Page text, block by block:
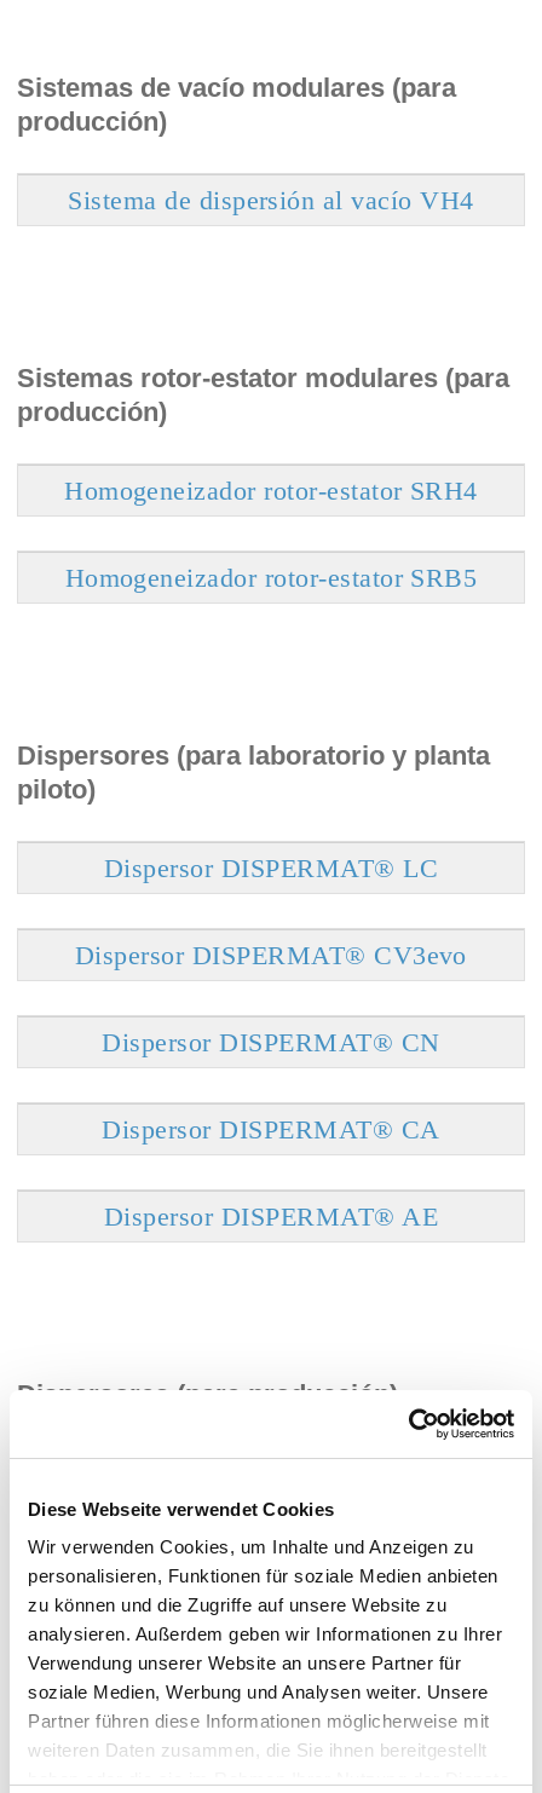
Diese Webseite verwendet Cookies
Wir verwenden Cookies, um Inhalte und Anzeigen zu
personalisieren, Funktionen für soziale Medien anbieten
zu können und die Zugriffe auf unsere Website zu
analysieren. Außerdem geben wir Informationen zu Ihrer
Verwendung unserer Website an unsere Partner für
soziale Medien, Werbung und Analysen weiter. Unsere
Partner führen diese Informationen möglicherweise mit
weiteren Daten zusammen, die Sie ihnen bereitgestellt
Sistemas de vacío modulares (para
producción)
Sistema de dispersión al vacío VH4
Sistemas rotor-estator modulares (para
producción)
Homogeneizador rotor-estator SRH4
Homogeneizador rotor-estator SRB5
Dispersores (para laboratorio y planta
piloto)
Dispersor DISPERMAT® LC
Dispersor DISPERMAT® CV3evo
Dispersor DISPERMAT® CN
Dispersor DISPERMAT® CA
Dispersor DISPERMAT® AE
Dispersores (para producción)
Dispersor DISPERMAT® SC5
Dispersor DISPERMAT® SC6